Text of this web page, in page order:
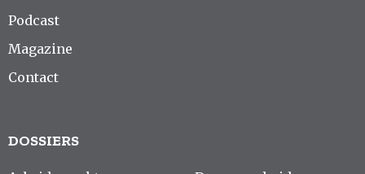
Podcast
Magazine
Contact
DOSSIERS